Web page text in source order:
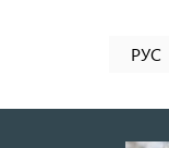
РУС